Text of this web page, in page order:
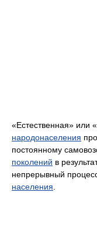
«Естественная» или
народонаселения
постоянному
поколений в
непрерывный
населения